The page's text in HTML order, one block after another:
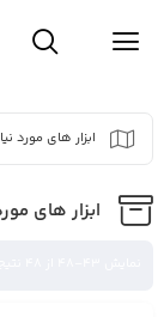
ابزار های مورد
ابزار های